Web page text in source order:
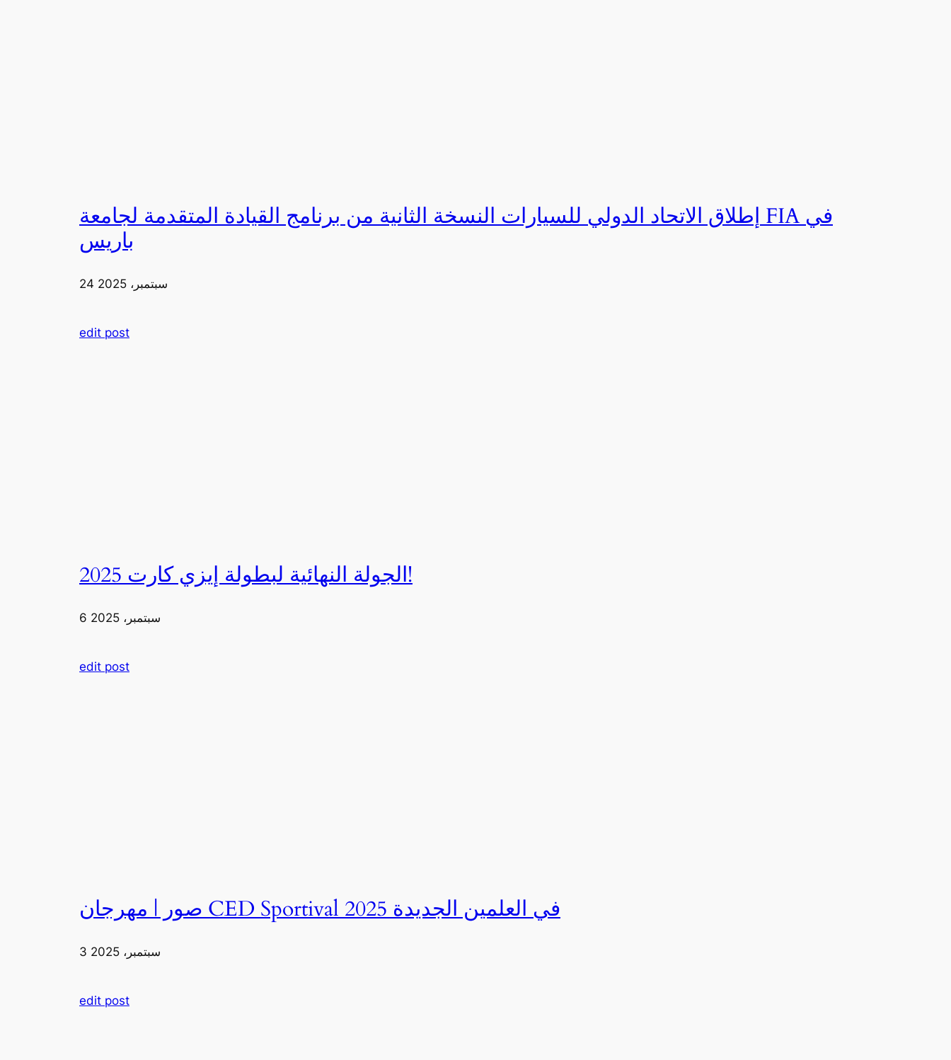
إطلاق الاتحاد الدولي للسيارات النسخة الثانية من برنامج القيادة المتقدمة لجامعة FIA في
باريس
24 سبتمبر، 2025
edit post
الجولة النهائية لبطولة إيزي كارت 2025!
6 سبتمبر، 2025
edit post
صور | مهرجان CED Sportival في العلمين الجديدة 2025
3 سبتمبر، 2025
edit post